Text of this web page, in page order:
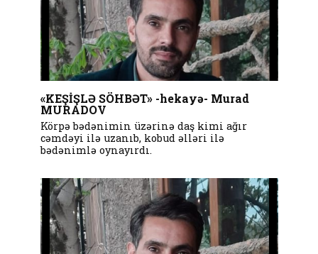
«KEŞİŞLƏ SÖHBƏT» -hekayə- Murad
MURADOV
Körpə bədənimin üzərinə daş kimi ağır
cəmdəyi ilə uzanıb, kobud əlləri ilə
bədənimlə oynayırdı.